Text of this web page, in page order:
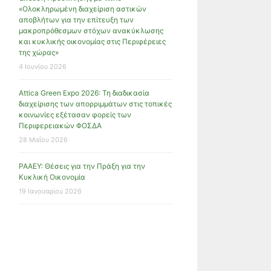
«Ολοκληρωμένη διαχείριση αστικών
αποβλήτων για την επίτευξη των
μακροπρόθεσμων στόχων ανακύκλωσης
και κυκλικής οικονομίας στις Περιφέρειες
της χώρας»
4 Ιουνίου 2026
Attica Green Expo 2026: Τη διαδικασία
διαχείρισης των απορριμμάτων στις τοπικές
κοινωνίες εξέτασαν φορείς των
Περιφερειακών ΦΟΣΔΑ
28 Μαΐου 2026
ΡΑΑΕΥ: Θέσεις για την Πράξη για την
Κυκλική Οικονομία
19 Ιανουαρίου 2026